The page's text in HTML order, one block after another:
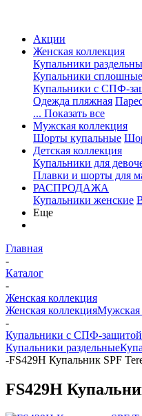
Акции
Женская коллекция
Купальники
Купальники сплошные
Купальники с СПФ-
Одежда пляжная
... Показать все
Мужская коллекция
Шорты купальные
Детская коллекция
Купальники для
Плавки и шорты для
РАСПРОДАЖА
Купальники женские
Еще
Главная
-
Каталог
-
Женская коллекция
Женская коллекцияМужская
-
Купальники с СПФ-
Купальники раздельные
-FS429H Купальник SPF
FS429H